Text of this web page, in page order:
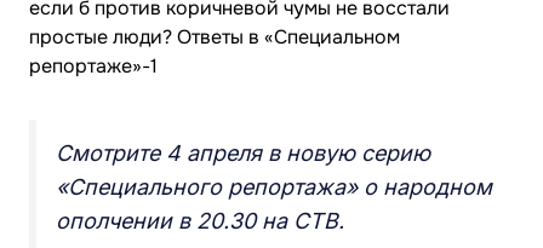
Смотрите 4 апреля в новую серию
«Специального репортажа» о народном
ополчении в 20.30 на СТВ.